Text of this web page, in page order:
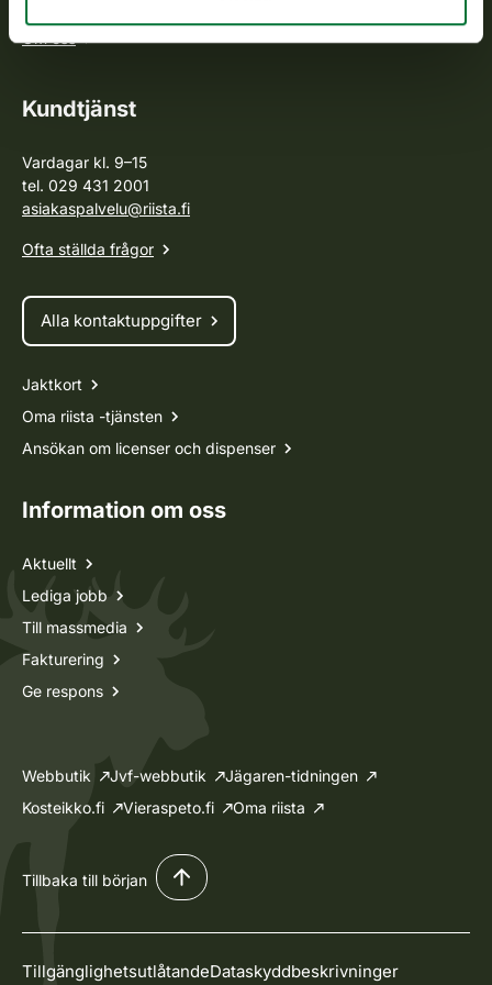
Om oss
Kundtjänst
Vardagar kl. 9–15
tel. 029 431 2001
asiakaspalvelu@riista.fi
Ofta ställda frågor
Alla kontaktuppgifter
Jaktkort
Oma riista -tjänsten
Ansökan om licenser och dispenser
Information om oss
Aktuellt
Lediga jobb
Till massmedia
Fakturering
Ge respons
Webbutik Jvf-webbutik
Jägaren-tidningen
Kosteikko.fi
Vieraspeto.fi Oma riista
Tillbaka till början
TillgänglighetsutlåtandeDataskyddbeskrivninger